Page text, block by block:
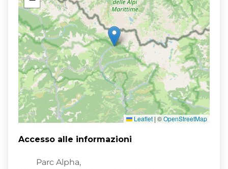
Leaflet | ©OpenStreetMap
Accesso alle informazioni
Parc Alpha,